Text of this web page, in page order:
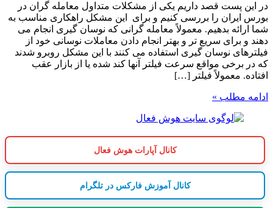
در این پست قصد داریم یکی از مشکلات متداول معامله گران در
بورس ایران را بررسی کنیم و برای این مشکل راهکاری مناسب به
شما ارائه بدهیم. معمولاً معامله گرانی که نوسان گیری انجام می
دهند و برای سریع تر و بهتر انجام دادن معاملات نوسانی خود از
فیلترهای نوسان گیری استفاده می کنند با این مشکل روبرو شدند
که در برخی مواقع سرعت فیلتر آنها کند شده یا از بازار عقب
افتاده. معمولاً فیلتر […]
ادامه مطلب »
کانال آپارات هوش فعال
کانال آموزش فارکس در تلگرام